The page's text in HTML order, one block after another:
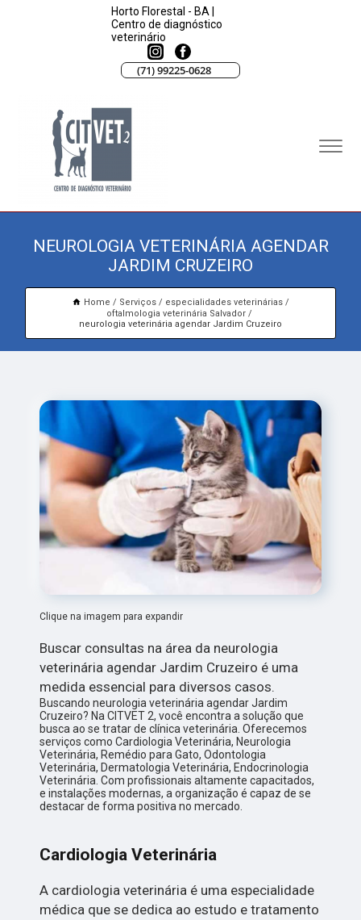
Horto Florestal - BA |
Centro de diagnóstico
veterinário
(71) 99225-0628
NEUROLOGIA VETERINÁRIA AGENDAR
JARDIM CRUZEIRO
Home Serviços
especialidades veterinárias
oftalmologia veterinária Salvador
neurologia veterinária agendar Jardim Cruzeiro
Clique na imagem para expandir
Buscar consultas na área da neurologia
veterinária agendar Jardim Cruzeiro é uma
medida essencial para diversos casos.
Buscando neurologia veterinária agendar Jardim
Cruzeiro? Na CITVET 2, você encontra a solução que
busca ao se tratar de clínica veterinária. Oferecemos
serviços como Cardiologia Veterinária, Neurologia
Veterinária, Remédio para Gato, Odontologia
Veterinária, Dermatologia Veterinária, Endocrinologia
Veterinária. Com profissionais altamente capacitados,
e instalações modernas, a organização é capaz de se
destacar de forma positiva no mercado.
Cardiologia Veterinária
A cardiologia veterinária é uma especialidade
médica que se dedica ao estudo e tratamento